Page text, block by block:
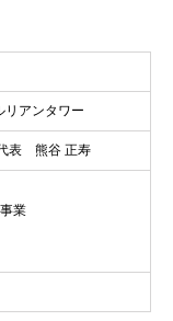
リアンタワー
表 熊谷 正寿
業